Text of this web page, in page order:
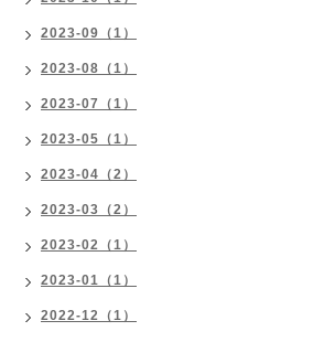
2023-09（1）
2023-08（1）
2023-07（1）
2023-05（1）
2023-04（2）
2023-03（2）
2023-02（1）
2023-01（1）
2022-12（1）